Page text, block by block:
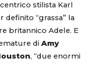
stilista Karl
definito “grassa” la
britannico Adele. E
di Amy
, “due enormi